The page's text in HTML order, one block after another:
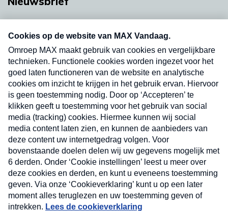
nieuwsbrief. Elke vrijdag- en dinsdagochtend in
uw mailbox.
Verzend
Nieuwsbrief
Neem hier een gratis abonnement op onze
nieuwsbrief. Elke vrijdag- en dinsdagochtend in uw